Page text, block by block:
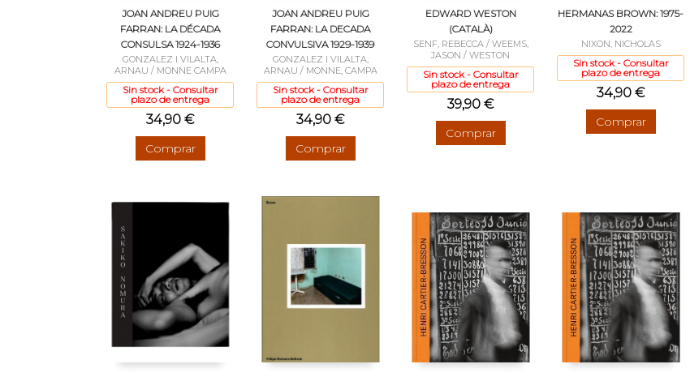
JOAN ANDREU PUIG
FARRAN: LA DÉCADA
CONSULSA 1924-1936
GONZALEZ I VILALTA,
ARNAU / MONNE CAMPA
Sin stock - Consultar
plazo de entrega
34,90 €
Comprar
JOAN ANDREU PUIG
FARRAN: LA DECADA
CONVULSIVA 1929-1939
GONZALEZ I VILALTA,
ARNAU / MONNE, CAMPA
Sin stock - Consultar
plazo de entrega
34,90 €
Comprar
EDWARD WESTON
(CATALÀ)
SENF, REBECCA / WEEMS,
JASON / WESTON
Sin stock - Consultar
plazo de entrega
39,90 €
Comprar
HERMANAS BROWN: 1975-
2022
NIXON, NICHOLAS
Sin stock - Consultar
plazo de entrega
34,90 €
Comprar